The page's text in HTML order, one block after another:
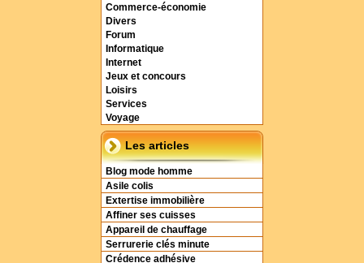
Commerce-économie
Divers
Forum
Informatique
Internet
Jeux et concours
Loisirs
Services
Voyage
Les articles
Blog mode homme
Asile colis
Extertise immobilière
Affiner ses cuisses
Appareil de chauffage
Serrurerie clés minute
Crédence adhésive